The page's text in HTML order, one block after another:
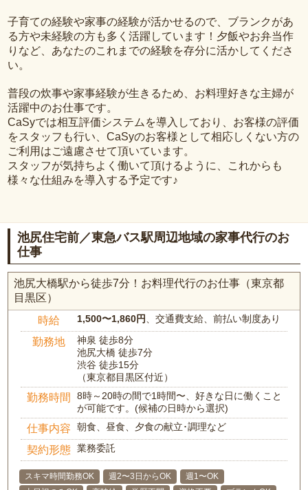
子育ての経験や家事の経験が活かせるので、ブランクがあ
る方や未経験の方も多く活躍しています！夕飯やお弁当作
りなど、あなたのこれまでの経験を存分に活かしてくださ
い。
普段の炊事や家事経験が生きるため、お料理好きな主婦が
活躍中のお仕事です。
CaSyでは相互評価システムを導入しており、お客様の評価
をスタッフも行い、CaSyのお客様として相応しくない方の
ご利用はご遠慮させて頂いています。
スタッフが気持ちよく働いて頂けるように、これからも
様々な仕組みを導入する予定です♪
池尻住宅前／東急バス駅周辺地域の家事代行のお
仕事
池尻大橋駅から徒歩7分！お料理代行のお仕事（東京都
目黒区）
時給 1,500〜1,860円、交通費支給、前払い制度あり
勤務地
神泉 徒歩8分
池尻大橋 徒歩7分
渋谷 徒歩15分
（東京都目黒区付近）
勤務時間
8時～20時の間で1時間〜、好きな日に働くこと
が可能です。(候補の日時から選択)
仕事内容 朝食、昼食、夕食の献立･調理など
契約形態 業務委託
スキマ時間勤務OK 週2〜3日からOK
週1〜OK